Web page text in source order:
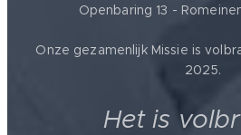
Openbaring 13 -
Onze gezamenlijk Missie is
2025.
Het is